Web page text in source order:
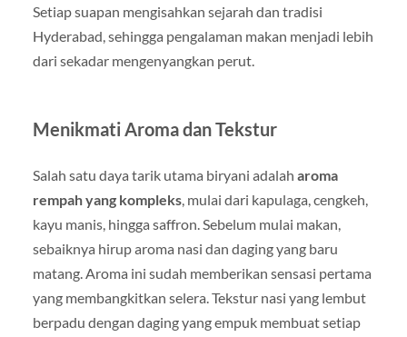
Setiap suapan mengisahkan sejarah dan tradisi
Hyderabad, sehingga pengalaman makan menjadi lebih
dari sekadar mengenyangkan perut.
Menikmati Aroma dan Tekstur
Salah satu daya tarik utama biryani adalah aroma
rempah yang kompleks, mulai dari kapulaga, cengkeh,
kayu manis, hingga saffron. Sebelum mulai makan,
sebaiknya hirup aroma nasi dan daging yang baru
matang. Aroma ini sudah memberikan sensasi pertama
yang membangkitkan selera. Tekstur nasi yang lembut
berpadu dengan daging yang empuk membuat setiap